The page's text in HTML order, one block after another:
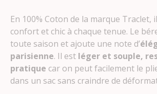
En 100% Coton de la marque Traclet,
confort et chic à chaque tenue. Le
toute saison et ajoute une note d’
parisienne. Il est léger et souple,
pratique car on peut facilement le
dans un sac sans craindre de